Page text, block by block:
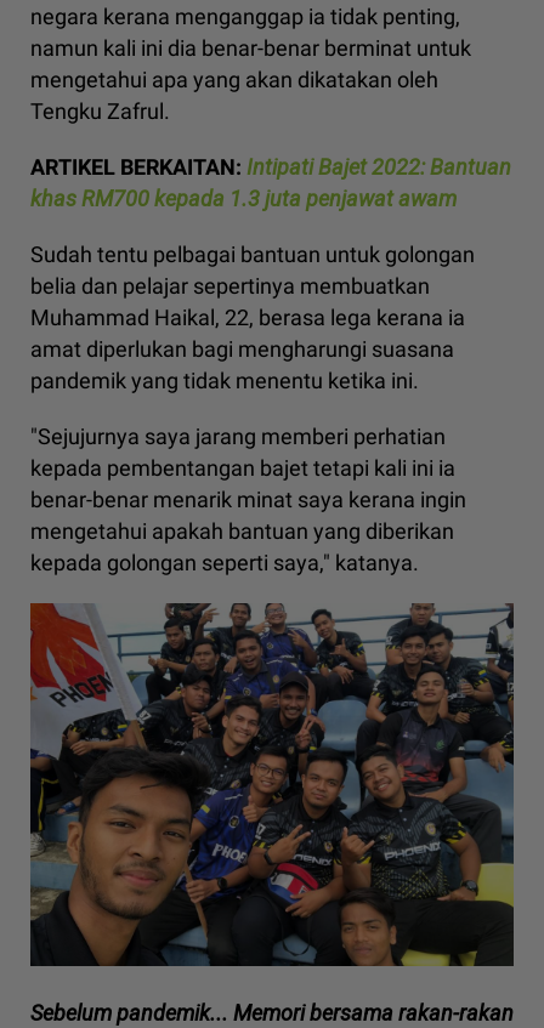
negara kerana menganggap ia tidak penting,
namun kali ini dia benar-benar berminat untuk
mengetahui apa yang akan dikatakan oleh
Tengku Zafrul.
ARTIKEL BERKAITAN: Intipati Bajet 2022: Bantuan
khas RM700 kepada 1.3 juta penjawat awam
Sudah tentu pelbagai bantuan untuk golongan
belia dan pelajar sepertinya membuatkan
Muhammad Haikal, 22, berasa lega kerana ia
amat diperlukan bagi mengharungi suasana
pandemik yang tidak menentu ketika ini.
"Sejujurnya saya jarang memberi perhatian
kepada pembentangan bajet tetapi kali ini ia
benar-benar menarik minat saya kerana ingin
mengetahui apakah bantuan yang diberikan
kepada golongan seperti saya," katanya.
Sebelum pandemik... Memori bersama rakan-rakan